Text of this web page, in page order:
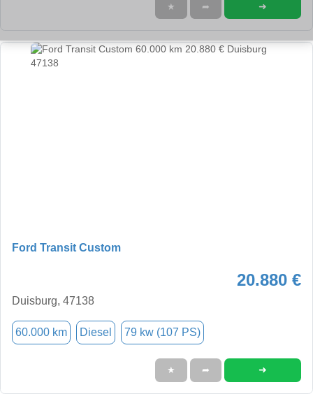
★ ➦ ➜
Ford Transit Custom
20.880 €
Duisburg, 47138
60.000 km Diesel 79 kw (107 PS)
★ ➦ ➜